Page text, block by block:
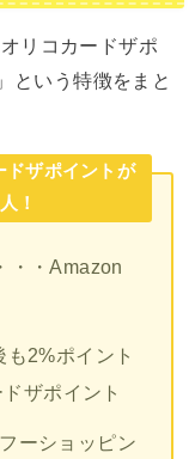
リコカードザポ
という特徴をまと
ザポイントが
！
・・Amazon
2%ポイント
ザポイント
ーショッピン